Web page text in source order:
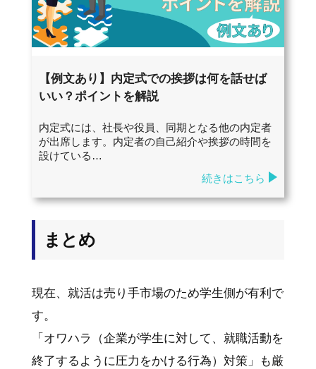
【例文あり】内定式での挨拶は何を話せば
いい？ポイントを解説
内定式には、社長や役員、同期となる他の内定者
が出席します。内定者の自己紹介や挨拶の時間を
設けている…
続きはこちら
まとめ
現在、就活は売り手市場のため学生側が有利で
す。
「オワハラ（企業が学生に対して、就職活動を
終了するように圧力をかける行為）対策」も厳